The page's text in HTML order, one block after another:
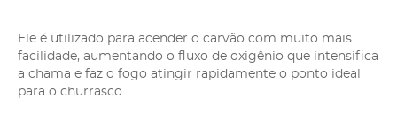
Ele é utilizado para acender o carvão com muito mais
facilidade, aumentando o fluxo de oxigênio que intensifica
a chama e faz o fogo atingir rapidamente o ponto ideal
para o churrasco.